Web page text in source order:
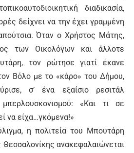
διαδικασία,
δείχνει να την έχει γραμμένη
Όταν ο Χρήστος Μάτης,
των Οικολόγων και άλλοτε
τον ρώτησε γιατί έκανε
Βόλο με το «κάρο» του Δήμου,
σ’ ένα εξαίσιο ρεσιτάλ
μπερλουσκονισμού: «Και τι σε
να είχα…γκόμενα!»
η πολιτεία του Μπουτάρη
Θεσσαλονίκης ανακεφαλαιώνεται